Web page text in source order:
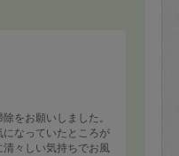
をお願いしました。
なっていたところが
々しい気持ちでお風